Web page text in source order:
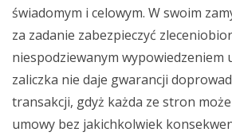
świadomym i celowym. W swoim
za zadanie zabezpieczyć
niespodziewanym wypowiedzeniem
zaliczka nie daje gwarancji
transakcji, gdyż każda ze stron
umowy bez jakichkolwiek